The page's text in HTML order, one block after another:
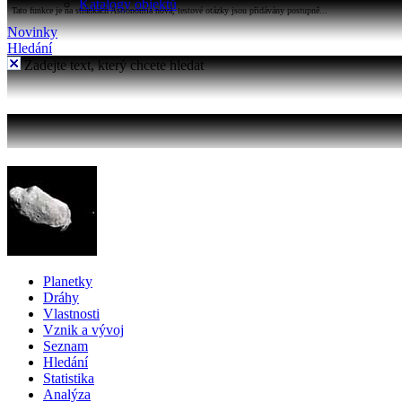
Katalogy objektů
Tato funkce je na stránkách Astronomia nová, testové otázky jsou přidávány postupně...
Novinky
Hledání
Zadejte text, který chcete hledat
Planetky
Dráhy
Vlastnosti
Vznik a vývoj
Seznam
Hledání
Statistika
Analýza